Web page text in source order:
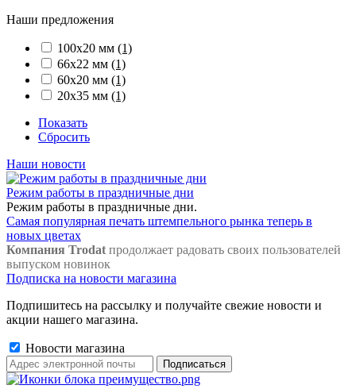
Наши предложения
100х20 мм (1)
66х22 мм (1)
60х20 мм (1)
20х35 мм (1)
Показать
Сбросить
Наши новости
Режим работы в праздничные дни
Режим работы в праздничные дни.
Самая популярная печать штемпельного рынка теперь в
новых цветах
Компания Trodat продолжает радовать своих пользователей
выпуском новинок
Подписка на новости магазина
Подпишитесь на рассылку и получайте свежие новости и
акции нашего магазина.
Новости магазина